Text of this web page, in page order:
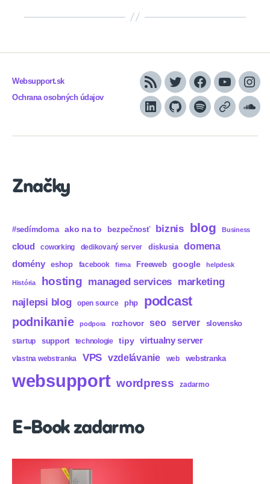
Websupport.sk
Ochrana osobných údajov
RSS TwitterFacebook
YouTube
LinkedInGitHubSpotifyApple
Značky
#sedímdoma ako na to bezpečnosť biznis blog Business
cloud coworking dedikovaný server diskusia domena
domény eshop facebook firma Freeweb google helpdesk
História hosting managed services marketing
najlepsi blog open source php podcast
podnikanie podpora rozhovor seo server slovensko
startup support technologie tipy virtualny server
vlastna webstranka VPS vzdelávanie web webstranka
websupport wordpress zadarmo
E-Book zadarmo